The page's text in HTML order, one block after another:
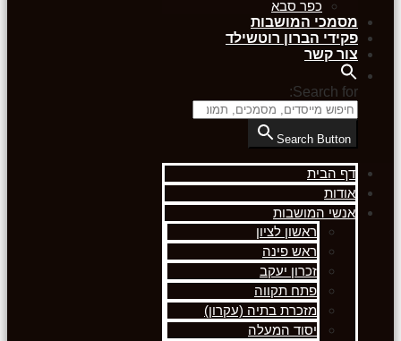
כפר סבא
מסמכי המושבות
פקידי הברון רוטשילד
צור קשר
Search for:
Search Button
דף הבית
אודות
אנשי המושבות
ראשון לציון
ראש פינה
זכרון יעקב
פתח תקווה
מזכרת בתיה (עקרון)
יסוד המעלה